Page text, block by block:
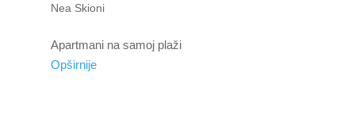
Nea Skioni
Apartmani na samoj plaži
Opširnije